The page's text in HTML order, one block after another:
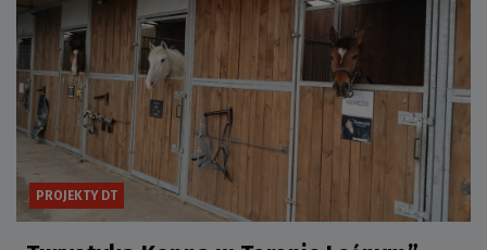
PROJEKTY DT